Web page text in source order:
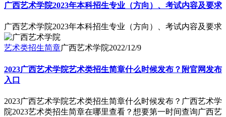
广西艺术学院2023年本科招生专业（方向）、考试内容及要求
广西艺术学院2023年本科招生专业（方向）、考试内容及要求
艺术类招生简章广西艺术学院2022/12/9
2023广西艺术学院艺术类招生简章什么时候发布？附官网发布
入口
2023广西艺术学院艺术类招生简章什么时候发布？广西艺术学
院2023艺术类招生简章在哪里查看？想要第一时间查询广西艺